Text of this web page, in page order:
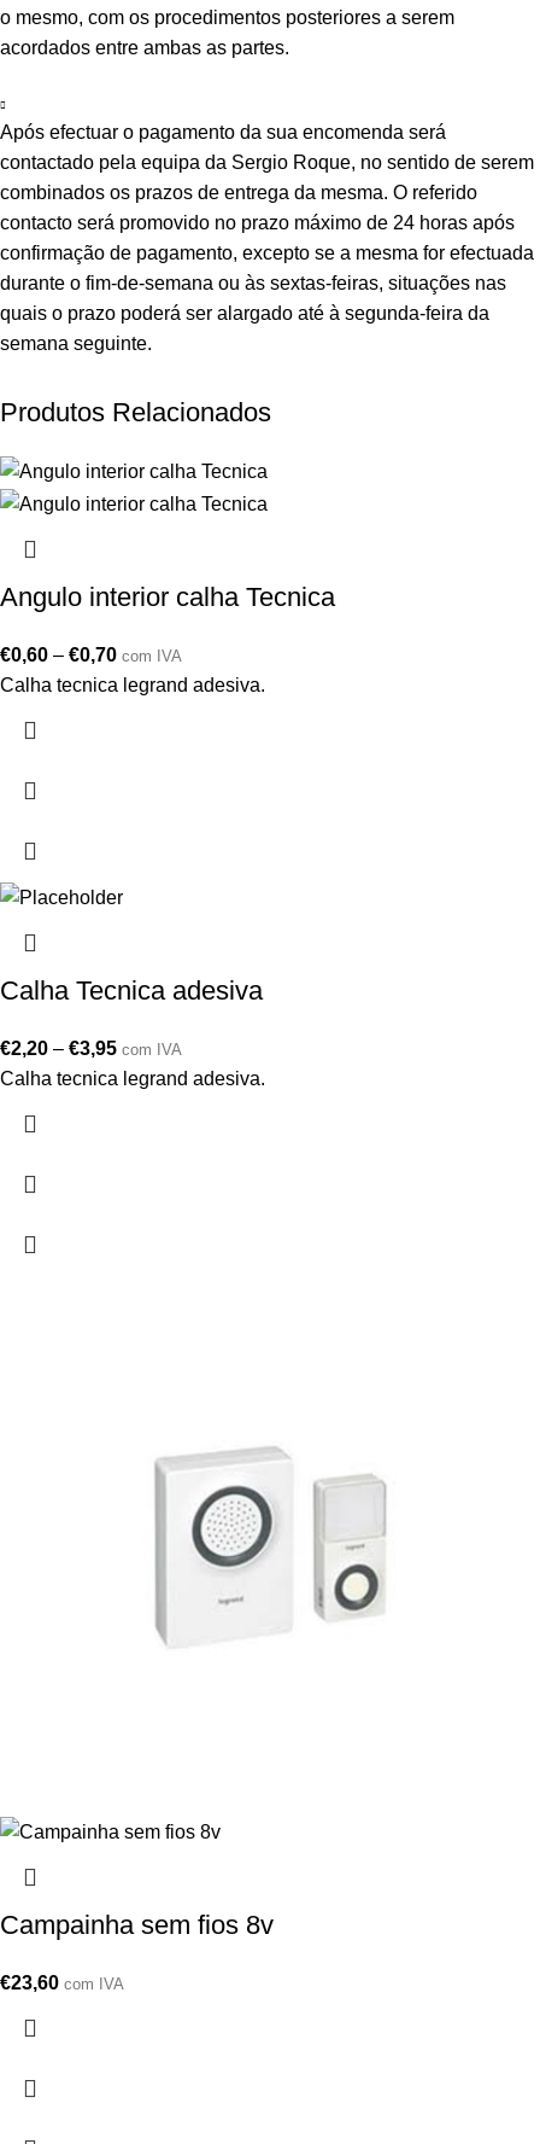
o mesmo, com os procedimentos posteriores a serem
acordados entre ambas as partes.
Após efectuar o pagamento da sua encomenda será
contactado pela equipa da Sergio Roque, no sentido de serem
combinados os prazos de entrega da mesma. O referido
contacto será promovido no prazo máximo de 24 horas após
confirmação de pagamento, excepto se a mesma for efectuada
durante o fim-de-semana ou às sextas-feiras, situações nas
quais o prazo poderá ser alargado até à segunda-feira da
semana seguinte.
Produtos Relacionados
Angulo interior calha Tecnica
€0,60 – €0,70 com IVA
Calha tecnica legrand adesiva.
Calha Tecnica adesiva
€2,20 – €3,95 com IVA
Calha tecnica legrand adesiva.
Campainha sem fios 8v
€23,60 com IVA